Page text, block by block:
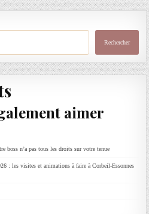
Rechercher
aimer
boss n’a pas tous les droits sur votre tenue
: les visites et animations à faire à Corbeil-Essonnes